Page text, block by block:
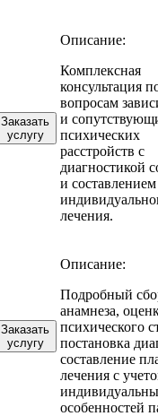
Заказать
услугу
Описание:
Комплексная
консультация
вопросам
и
психических
расстройств с
диагностикой
и составлением
лечения.
Заказать
услугу
Описание:
Подробный
анамнеза,
психического
постановка
составление
лечения с
особенностей